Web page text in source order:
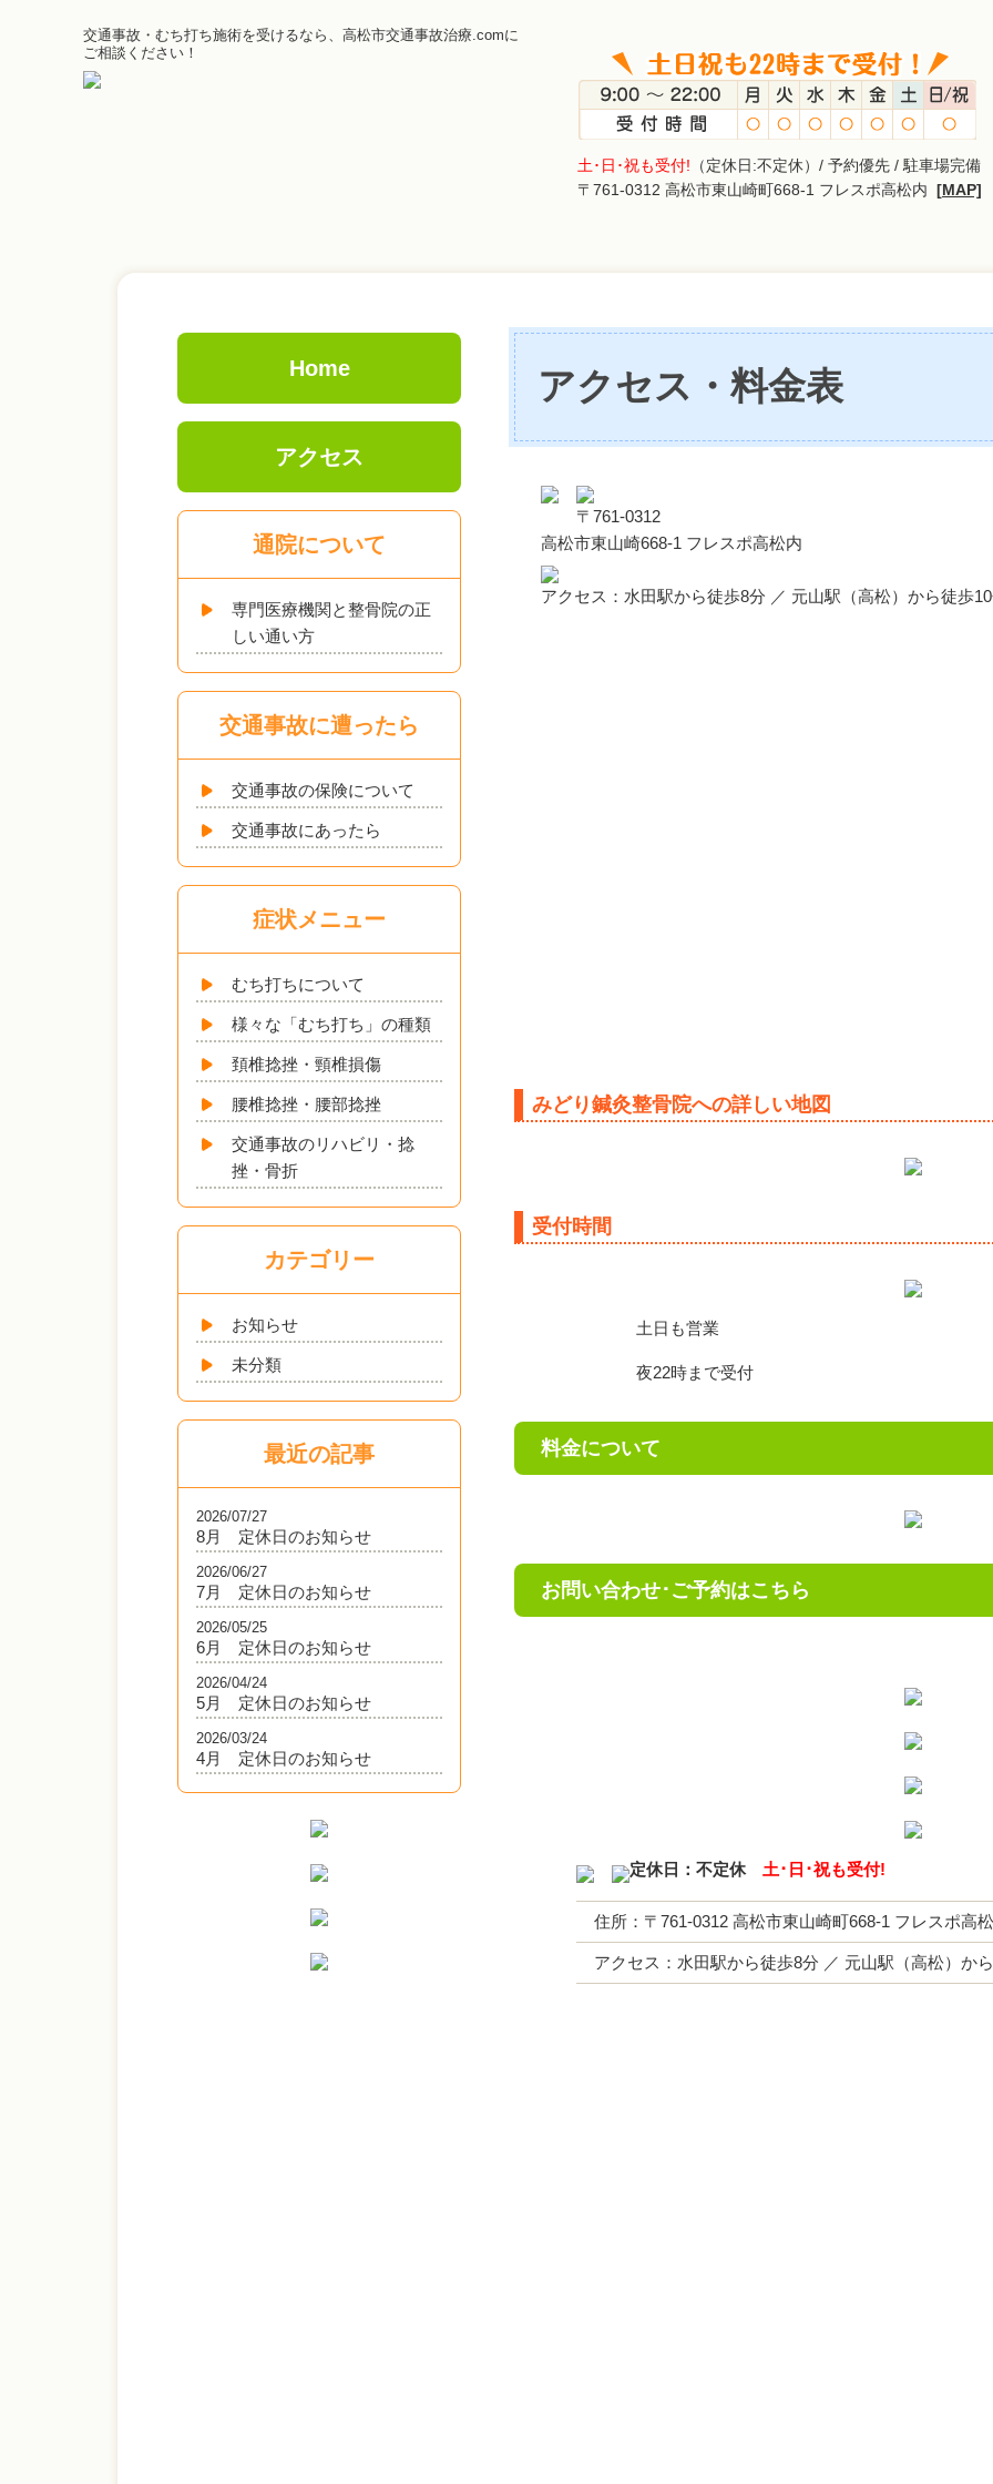
交通事故・むち打ち施術を受けるなら、高松市交通事故治療.comに
ご相談ください！
土･日･祝も受付! （定休日:不定休）/ 予約優先 / 駐車場完備
〒761-0312 高松市東山崎町668-1 フレスポ高松内 [MAP]
アクセス・料金表
〒761-0312
高松市東山崎668-1 フレスポ高松内
アクセス：水田駅から徒歩8分 ／ 元山駅（高松）から徒歩
みどり鍼灸整骨院への詳しい地図
受付時間
土日も営業
夜22時まで受付
料金について
お問い合わせ･ご予約はこちら
定休日：不定休 土･日･祝も受付!
住所：〒761-0312 高松市東山崎町668-1 フレスポ
アクセス：水田駅から徒歩8分 ／ 元山駅（高松）か
Home
アクセス
通院について
専門医療機関と整骨院の正
しい通い方
交通事故に遭ったら
交通事故の保険について
交通事故にあったら
症状メニュー
むち打ちについて
様々な「むち打ち」の種類
頚椎捻挫・頸椎損傷
腰椎捻挫・腰部捻挫
交通事故のリハビリ・捻
挫・骨折
カテゴリー
お知らせ
未分類
最近の記事
8月 定休日のお知らせ
2026/07/27
7月 定休日のお知らせ
2026/06/27
6月 定休日のお知らせ
2026/05/25
5月 定休日のお知らせ
2026/04/24
4月 定休日のお知らせ
2026/03/24